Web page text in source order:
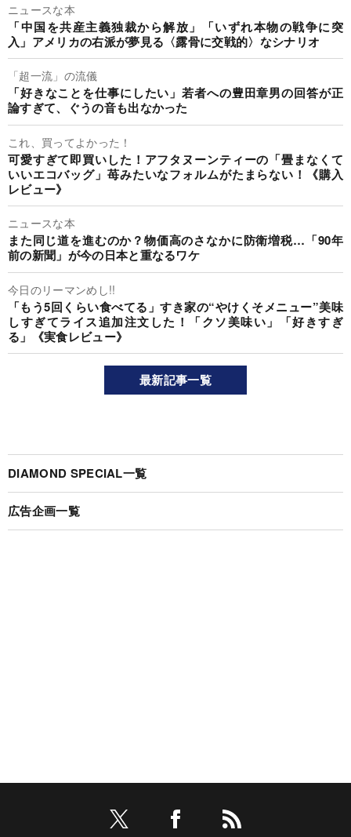
ニュースな本
「中国を共産主義独裁から解放」「いずれ本物の戦争に突
入」アメリカの右派が夢見る〈露骨に交戦的〉なシナリオ
「超一流」の流儀
「好きなことを仕事にしたい」若者への豊田章男の回答が正
論すぎて、ぐうの音も出なかった
これ、買ってよかった！
可愛すぎて即買いした！アフタヌーンティーの「畳まなくて
いいエコバッグ」苺みたいなフォルムがたまらない！《購入
レビュー》
ニュースな本
また同じ道を進むのか？物価高のさなかに防衛増税…「90年
前の新聞」が今の日本と重なるワケ
今日のリーマンめし!!
「もう5回くらい食べてる」すき家の“やけくそメニュー”美味
しすぎてライス追加注文した！「クソ美味い」「好きすぎ
る」《実食レビュー》
最新記事一覧
DIAMOND SPECIAL一覧
広告企画一覧